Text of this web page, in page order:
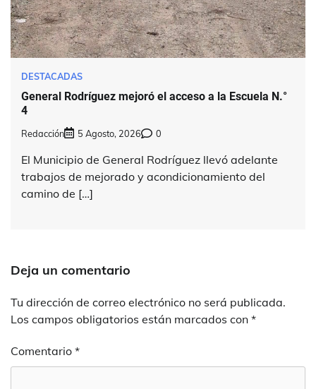
DESTACADAS
General Rodríguez mejoró el acceso a la Escuela N.°
4
Redacción 5 Agosto, 2026 0
El Municipio de General Rodríguez llevó adelante
trabajos de mejorado y acondicionamiento del
camino de […]
Deja un comentario
Tu dirección de correo electrónico no será publicada.
Los campos obligatorios están marcados con *
Comentario *